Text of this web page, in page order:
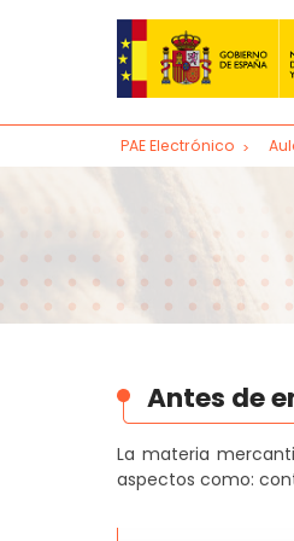
Crea tu
Acceso al
Trámites
Cambio de
Ampliación de
PAE Electrónico
Antes de
La materia
aspectos como: